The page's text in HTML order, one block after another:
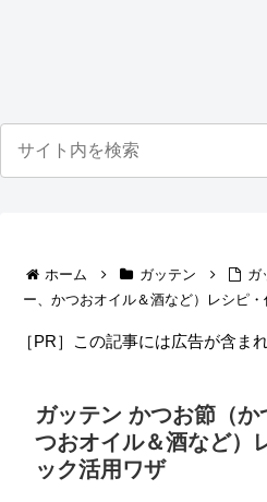
ホーム ガッテン
ガ
ー、かつおオイル＆酒など）レシピ
［PR］この記事には広告が含ま
ガッテン かつお節（
つおオイル＆酒など）
ック活用ワザ